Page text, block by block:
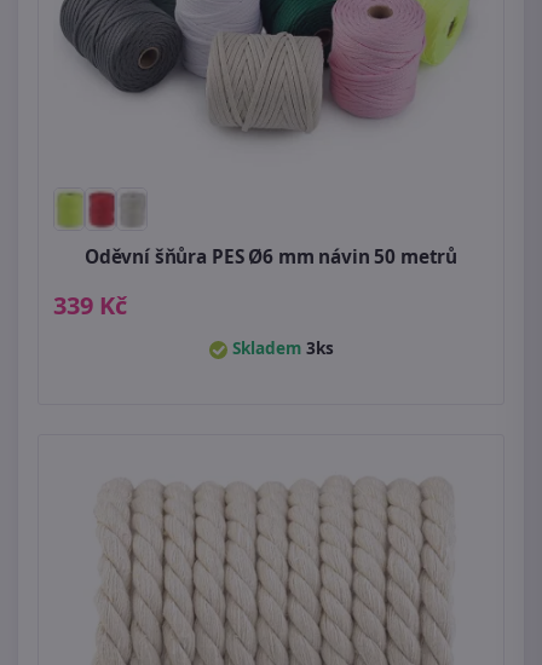
Oděvní šňůra PES Ø6 mm návin 50 metrů
339 Kč
Skladem 3ks